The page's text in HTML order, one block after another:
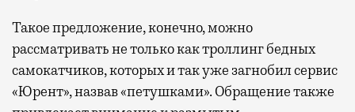
Такое предложение, конечно, можно
рассматривать не только как троллинг бедных
самокатчиков, которых и так уже загнобил сервис
«Юрент», назвав «петушками». Обращение также